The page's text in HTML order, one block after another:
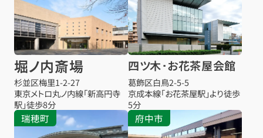
堀ノ内斎場
杉並区梅里1-2-27
東京メトロ丸ノ内線「新高円寺
駅」徒歩8分
四ツ木･お花茶屋会館
葛飾区白鳥2-5-5
京成本線「お花茶屋駅」より徒歩
5分
瑞穂町 府中市